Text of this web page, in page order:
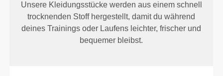
Unsere Kleidungsstücke werden aus einem schnell
trocknenden Stoff hergestellt, damit du während
deines Trainings oder Laufens leichter, frischer und
bequemer bleibst.